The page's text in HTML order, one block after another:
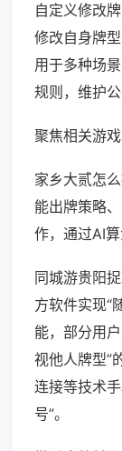
自定义修改
修改自身牌
用于多种场
规则，维护公
聚焦相关游
家乡大贰怎
能出牌策略
作，通过AI
同城游贵阳
方软件实现“
能，部分用
视他人牌型”
连接等技术
号”。